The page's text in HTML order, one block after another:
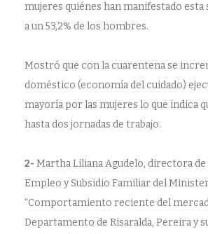
mujeres quiénes han manifestado
a un 53,2% de los hombres.
Mostró que con la cuarentena se
doméstico (economía del cuidado)
mayoría por las mujeres lo que indica
hasta dos jornadas de trabajo.
2- Martha Liliana Agudelo, directora
Empleo y Subsidio Familiar del
“Comportamiento reciente del
Departamento de Risaralda, Pereira y